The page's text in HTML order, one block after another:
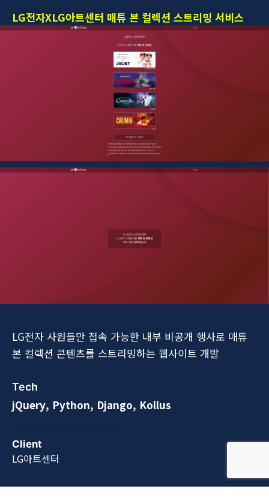
LG전자XLG아트센터 매튜 본 컬렉션 스트리밍 서비스
LG전자 사원들만 접속 가능한 내부 비공개 행사로 매튜
본 컬렉션 콘텐츠를 스트리밍하는 웹사이트 개발
Tech
jQuery, Python, Django, Kollus
Client
LG아트센터